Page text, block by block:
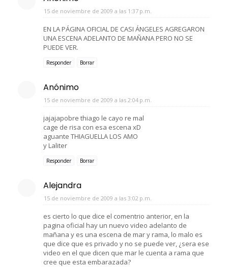
15 de noviembre de 2009 a las 1:37 p.m.
EN LA PÁGINA OFICIAL DE CASI ÁNGELES AGREGARON
UNA ESCENA ADELANTO DE MAÑANA PERO NO SE
PUEDE VER.
Responder Borrar
Anónimo
15 de noviembre de 2009 a las 2:04 p.m.
jajajapobre thiago le cayo re mal
cage de risa con esa escena xD
aguante THIAGUELLA LOS AMO
y Laliter
Responder Borrar
Alejandra
15 de noviembre de 2009 a las 3:02 p.m.
es cierto lo que dice el comentrio anterior, en la
pagina oficial hay un nuevo video adelanto de
mañana y es una escena de mar y rama, lo malo es
que dice que es privado y no se puede ver, ¿sera ese
video en el que dicen que mar le cuenta a rama que
cree que esta embarazada?